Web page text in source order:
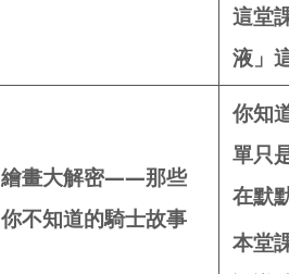
這堂
液」
繪畫大解密——那些
你不知道的騎士故事
你知
單只
在默
本堂